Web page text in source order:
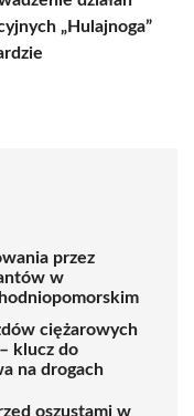
„Hulajnoga”
przez
w
ciężarowych
klucz do
na drogach
oszustami w